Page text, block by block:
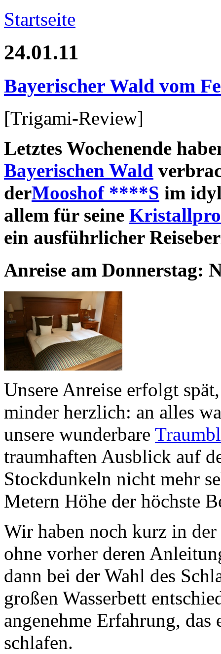
Startseite
24.01.11
Bayerischer Wald vom
[Trigami-Review]
Letztes Wochenende
Bayerischen Wald
derMooshof ****S im
allem für seine
ein ausführlicher
Anreise am Donnerstag:
Unsere Anreise erfolgt
minder herzlich: an alles
unsere wunderbare
traumhaften Ausblick auf
Stockdunkeln nicht mehr
Metern Höhe der höchste
Wir haben noch kurz in
ohne vorher deren
dann bei der Wahl des
großen Wasserbett
angenehme Erfahrung,
schlafen.